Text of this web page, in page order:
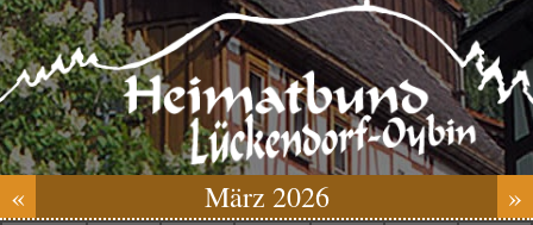
« März 2026
»